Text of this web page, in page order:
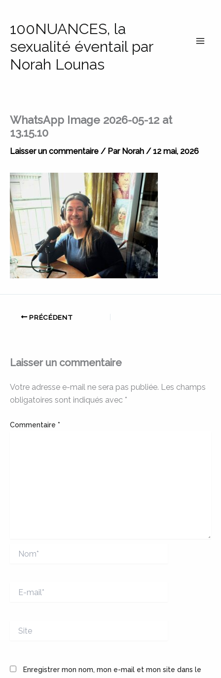
contenu
100NUANCES, la
sexualité éventail par
Norah Lounas
WhatsApp Image 2026-05-12 at
13.15.10
Laisser un commentaire / Par Norah / 12 mai, 2026
PRÉCÉDENT
Laisser un commentaire
Votre adresse e-mail ne sera pas publiée. Les champs
obligatoires sont indiqués avec *
Commentaire *
mail*
Enregistrer mon nom, mon e-mail et mon site dans le